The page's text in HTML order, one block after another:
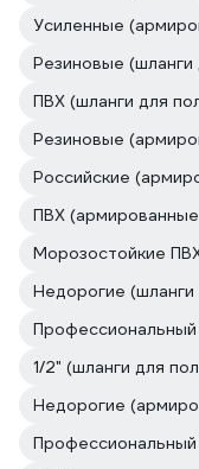
Усиленные
Резиновые (шланги
ПВХ (шланги для
Резиновые
Российские
ПВХ
Морозостойкие
Недорогие (шланги
Профессиональный
1/2" (шланги для
Недорогие